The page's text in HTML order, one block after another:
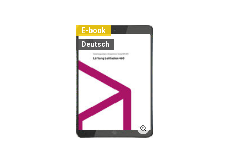
E-book
Deutsch